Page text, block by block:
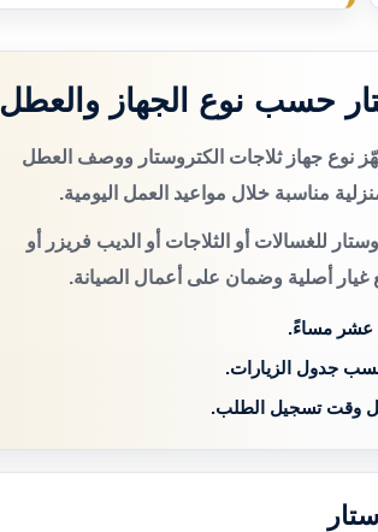
حسب نوع الجهاز والعطل
نوع جهاز ثلاجات الكتروستار ووصف العطل
مناسبة خلال مواعيد العمل اليومية.
للغسالات أو الثلاجات أو الديب فريزر أو
غيار أصلية وضمان على أعمال الصيانة.
عشر مساءً.
جدول الزيارات.
وقت تسجيل الطلب.